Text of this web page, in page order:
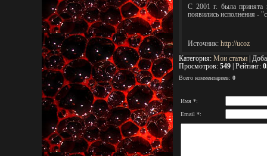
С 2001 г. была принята
появились исполнения -
Источник: http://ucoz
Категория: Мои статьи
Просмотров: 549 Рейтинг:
Всего комментариев: 0
Имя *:
Email *: